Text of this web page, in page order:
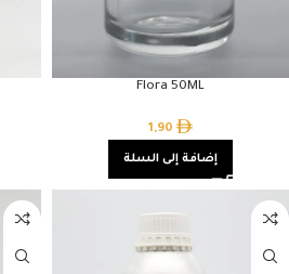
Flora 50ML
1,90
إضافة إلى السلة